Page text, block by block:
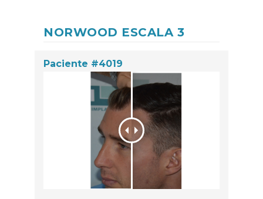
NORWOOD ESCALA 3
Paciente #4019